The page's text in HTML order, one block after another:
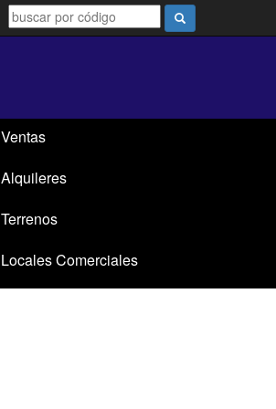
Ventas
Alquileres
Terrenos
Locales Comerciales